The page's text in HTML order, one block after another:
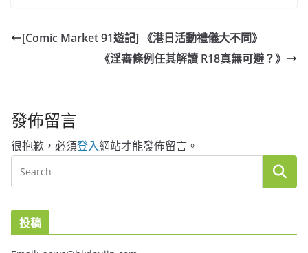
[Comic Market 91遊記] 《港日活動禮儀大不同》
《淫審條例任其解讀 R18真無可避？》
發佈留言
很抱歉，必須登入網站才能發佈留言。
投稿